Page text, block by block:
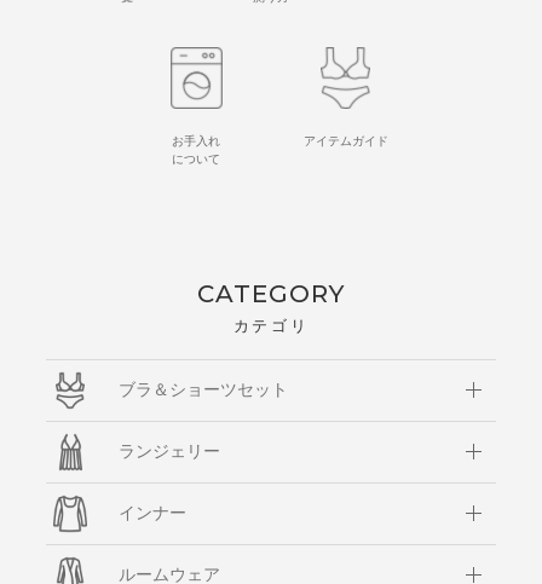
お手入れ
について
アイテムガイド
CATEGORY
カテゴリ
ブラ＆ショーツセット
ランジェリー
インナー
ルームウェア